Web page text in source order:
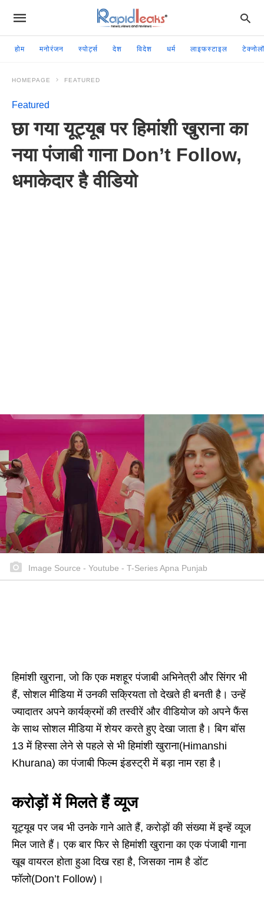
होम मनोरंजन स्पोर्ट्स देश विदेश धर्म लाइफस्टाइल
HOMEPAGE FEATURED
Featured
छा गया यूट्यूब पर हिमांशी खुराना का
नया पंजाबी गाना Don’t Follow,
धमाकेदार है वीडियो
Image Source - Youtube - T-Series Apna Punjab
हिमांशी खुराना, जो कि एक मशहूर पंजाबी अभिनेत्री और सिंगर भी
हैं, सोशल मीडिया में उनकी सक्रियता तो देखते ही बनती है। उन्हें
ज्यादातर अपने कार्यक्रमों की तस्वीरें और वीडियोज को अपने फैंस
के साथ सोशल मीडिया में शेयर करते हुए देखा जाता है। बिग बॉस
13 में हिस्सा लेने से पहले से भी हिमांशी खुराना(Himanshi
Khurana) का पंजाबी फिल्म इंडस्ट्री में बड़ा नाम रहा है।
करोड़ों में मिलते हैं व्यूज
यूट्यूब पर जब भी उनके गाने आते हैं, करोड़ों की संख्या में इन्हें व्यूज
मिल जाते हैं। एक बार फिर से हिमांशी खुराना का एक पंजाबी गाना
खूब वायरल होता हुआ दिख रहा है, जिसका नाम है डोंट
फॉलो(Don’t Follow)।